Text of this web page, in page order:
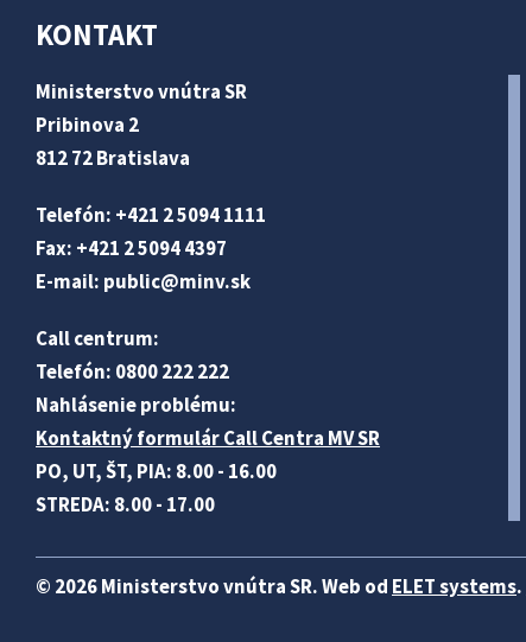
KONTAKT
Ministerstvo vnútra SR
Pribinova 2
812 72 Bratislava
Telefón: +421 2 5094 1111
Fax: +421 2 5094 4397
E-mail: public@minv.sk
Call centrum:
Telefón: 0800 222 222
Nahlásenie problému:
Kontaktný formulár Call Centra MV SR
PO, UT, ŠT, PIA: 8.00 - 16.00
STREDA: 8.00 - 17.00
© 2026 Ministerstvo vnútra SR. Web od ELET systems.